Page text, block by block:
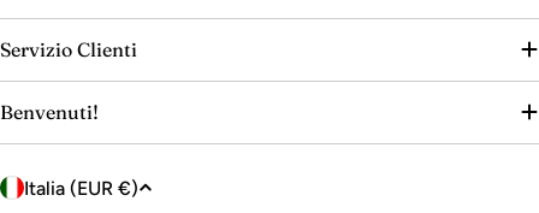
Servizio Clienti
Benvenuti!
P
Italia (EUR €)